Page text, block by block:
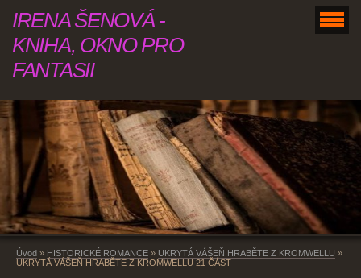
IRENA ŠENOVÁ -
KNIHA, OKNO PRO
FANTASII
Úvod » HISTORICKÉ ROMANCE » UKRYTÁ VÁŠEŇ HRABĚTE Z KROMWELLU »
UKRYTÁ VÁŠEŇ HRABĚTE Z KROMWELLU 21 ČÁST